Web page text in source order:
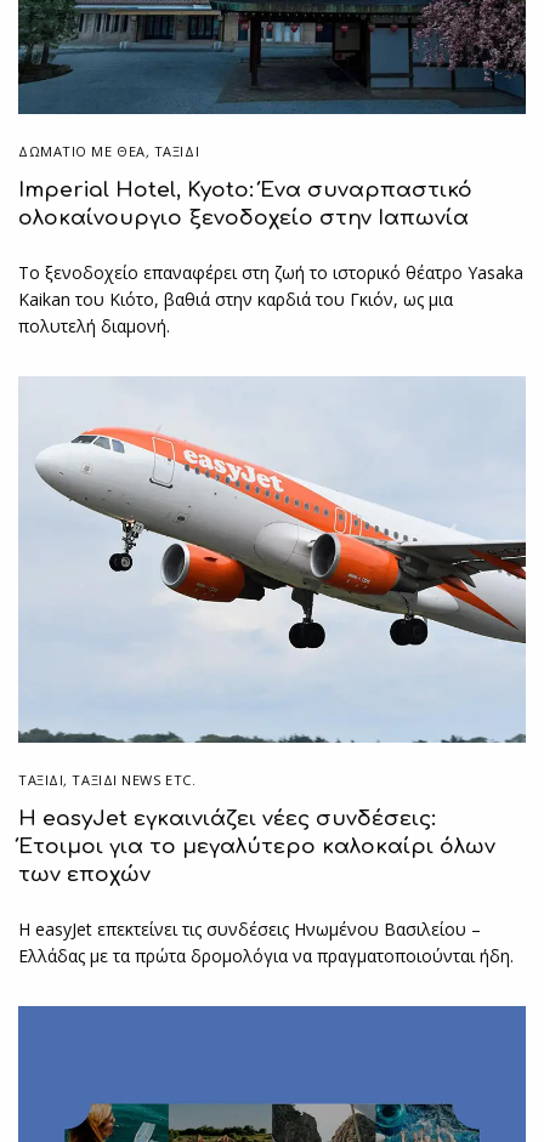
ΔΩΜΆΤΙΟ ΜΕ ΘΈΑ, ΤΑΞΙΔΙ
Imperial Hotel, Kyoto: Ένα συναρπαστικό
ολοκαίνουργιο ξενοδοχείο στην Ιαπωνία
Το ξενοδοχείο επαναφέρει στη ζωή το ιστορικό θέατρο Yasaka
Kaikan του Κιότο, βαθιά στην καρδιά του Γκιόν, ως μια
πολυτελή διαμονή.
ΤΑΞΙΔΙ,ΤΑΞΊΔΙ NEWS ETC.
Η easyJet εγκαινιάζει νέες συνδέσεις:
Έτοιμοι για το μεγαλύτερο καλοκαίρι όλων
των εποχών
Η easyJet επεκτείνει τις συνδέσεις Ηνωμένου Βασιλείου –
Ελλάδας με τα πρώτα δρομολόγια να πραγματοποιούνται ήδη.